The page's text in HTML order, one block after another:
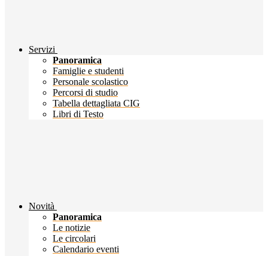
Servizi
Panoramica
Famiglie e studenti
Personale scolastico
Percorsi di studio
Tabella dettagliata CIG
Libri di Testo
Novità
Panoramica
Le notizie
Le circolari
Calendario eventi